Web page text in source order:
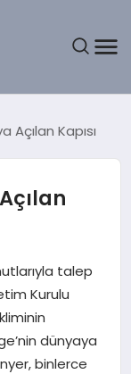
Açılan Kapısı
talep
Kurulu
dünyaya
binlerce